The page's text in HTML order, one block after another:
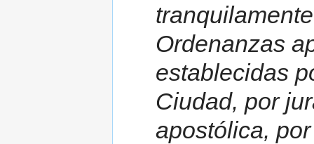
Ordenanzas
establecidas
Ciudad, por
apostólica,